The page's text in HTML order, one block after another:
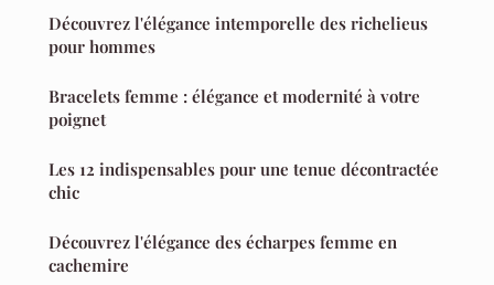
Découvrez l'élégance intemporelle des richelieus
pour hommes
Bracelets femme : élégance et modernité à votre
poignet
Les 12 indispensables pour une tenue décontractée
chic
Découvrez l'élégance des écharpes femme en
cachemire